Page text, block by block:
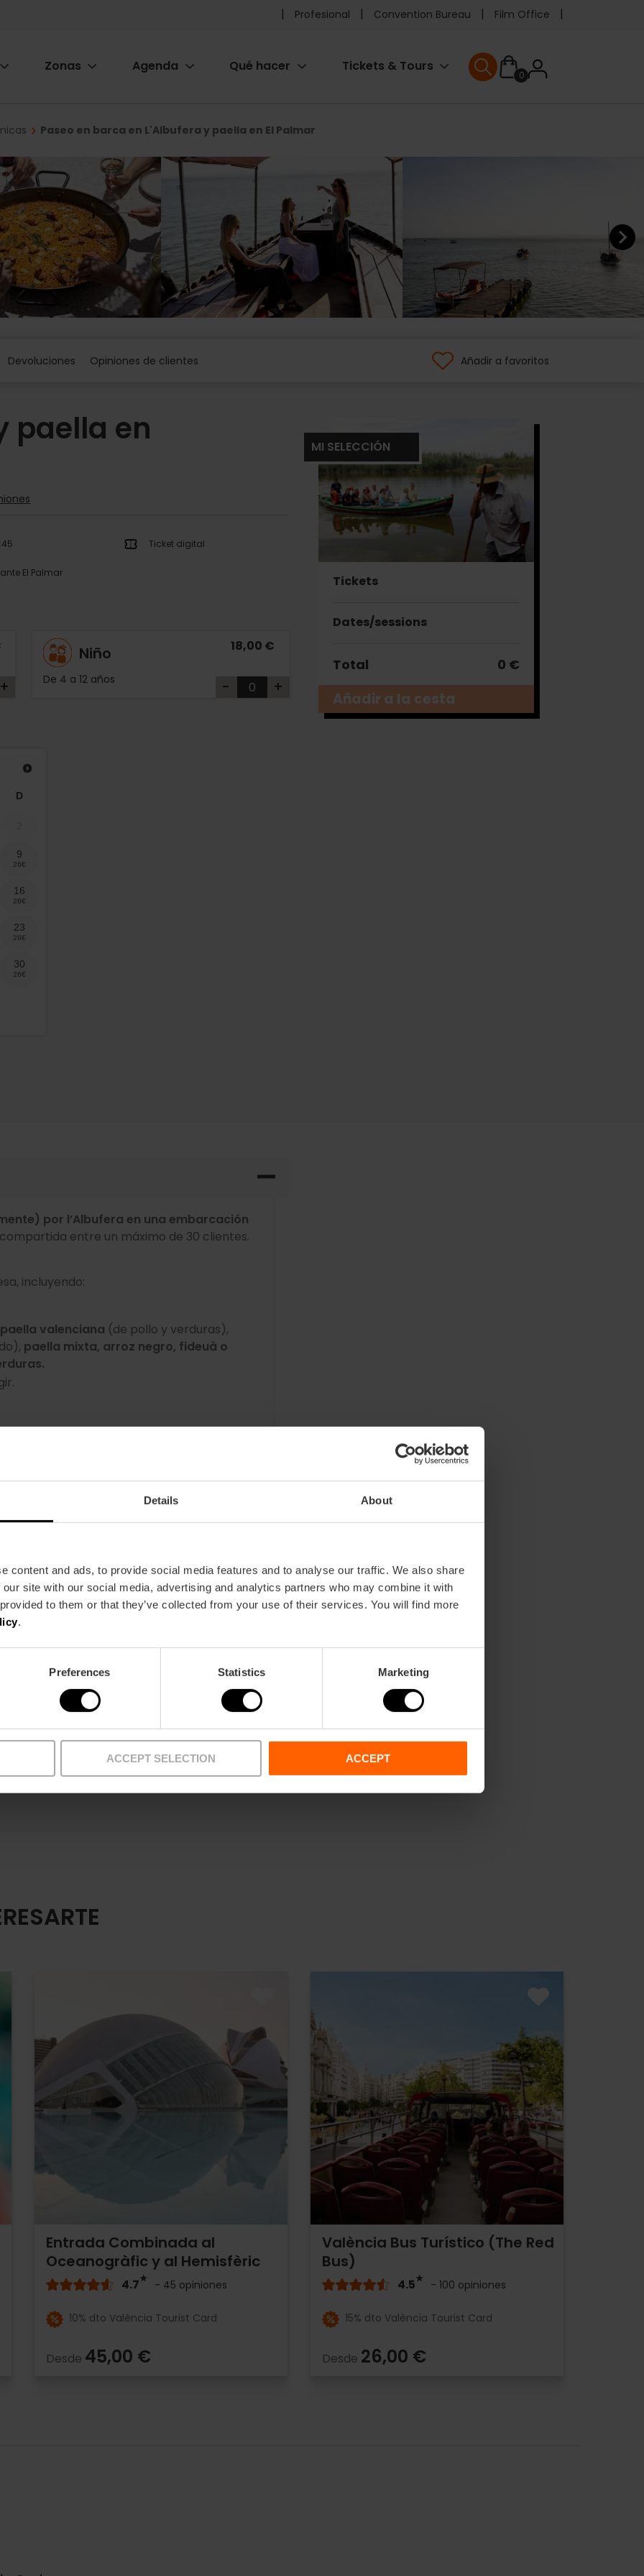
Details About
content and ads, to provide social media features and to analyse our traffic. We also share
site with our social media, advertising and analytics partners who may combine it with
to them or that they’ve collected from your use of their services. You will find more
.
Preferences Statistics Marketing
ACCEPT SELECTION ACCEPT
Pre
header
Profesional Convention Bureau Film Office
Zonas Agenda Qué hacer Tickets & Tours
0User
User menu
Paseo en barca en L'Albufera y paella en El Palmar
Next
Devoluciones Opiniones de clientes Añadir a favoritos
paella en
Ticket digital
El Palmar
+
Niño
De 4 a 12 años
18,00 €
- +
D
9
16
23
30
MI SELECCIÓN
Tickets
Dates/sessions
Total 0 €
Añadir a la cesta
por l’Albufera en una embarcación
entre un máximo de 30 clientes.
incluyendo:
paella valenciana (de pollo y verduras),
paella mixta, arroz negro, fideuà o
más valenciana
paella y, ¿qué mejor que hacerlo en el
el encanto del
te deslizas tranquilamente por las aguas
, antes de saborear el fruto de sus arrozales
la zona. ¡Buen provecho!
Entrada Combinada al
Oceanogràfic y al Hemisfèric
4.7 - 45 opiniones
10% dto València Tourist Card
Desde 45,00 €
València Bus Turístico (The Red
Bus)
4.5 - 100 opiniones
15% dto València Tourist Card
Desde 26,00 €